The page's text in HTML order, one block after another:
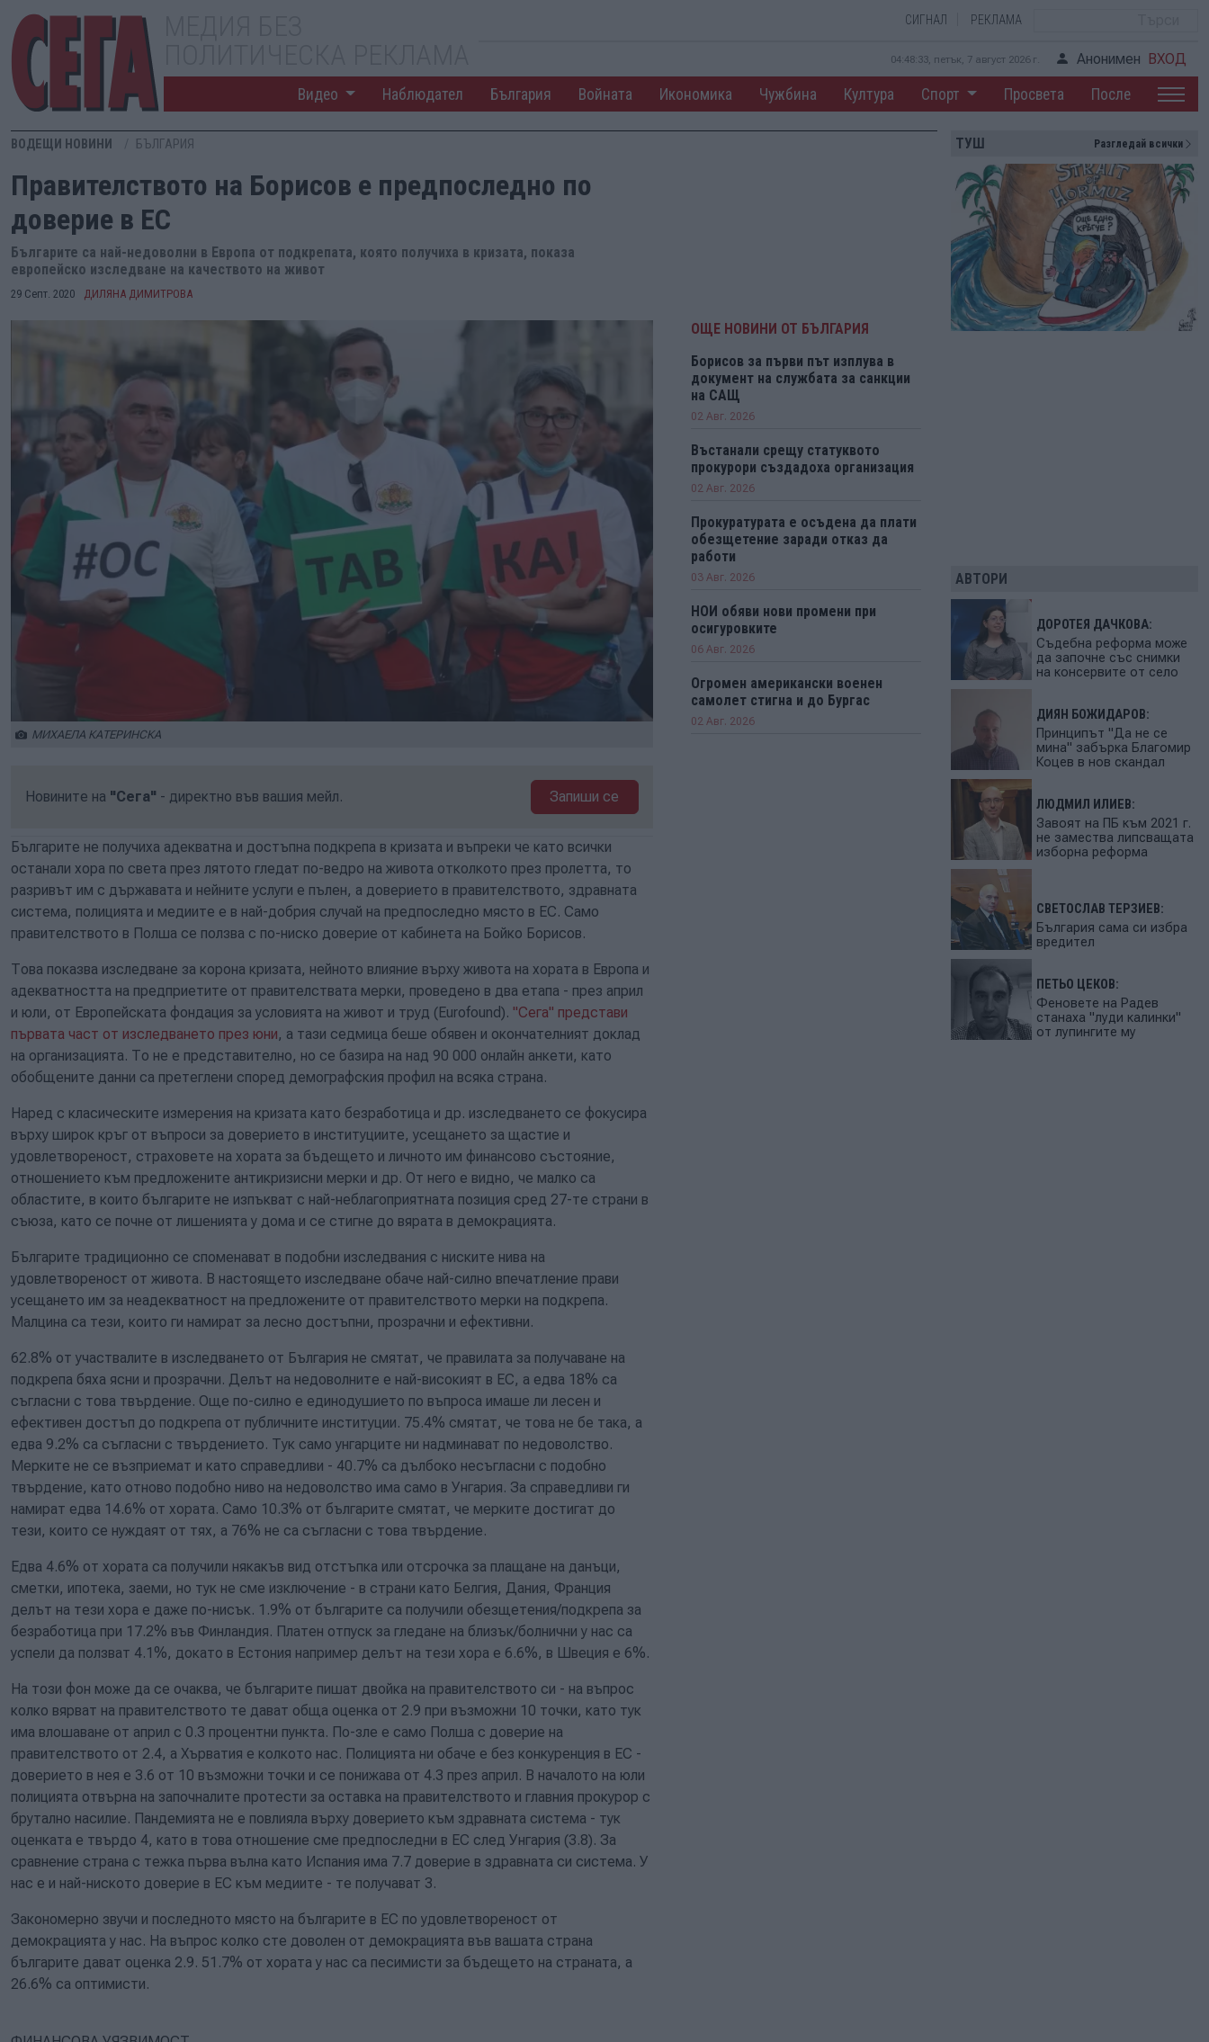
СИГНАЛ РЕКЛАМА
04:48:34, петък, 7 август 2026 г. Анонимен ВХОД
Видео Наблюдател България Войната Икономика Чужбина Култура Спорт Просвета После
ВОДЕЩИ НОВИНИ БЪЛГАРИЯ
Правителството на Борисов е предпоследно по
доверие в ЕС
Българите са най-недоволни в Европа от подкрепата, която получиха в кризата, показа
европейско изследване на качеството на живот
29 Септ. 2020 ДИЛЯНА ДИМИТРОВА
МИХАЕЛА КАТЕРИНСКА
Новините на "Сега" - директно във вашия мейл. Запиши се
Българите не получиха адекватна и достъпна подкрепа в кризата и въпреки че като всички
останали хора по света през лятото гледат по-ведро на живота отколкото през пролетта, то
разривът им с държавата и нейните услуги е пълен, а доверието в правителството, здравната
система, полицията и медиите е в най-добрия случай на предпоследно място в ЕС. Само
правителството в Полша се ползва с по-ниско доверие от кабинета на Бойко Борисов.
Това показва изследване за корона кризата, нейното влияние върху живота на хората в Европа и
адекватността на предприетите от правителствата мерки, проведено в два етапа - през април
и юли, от Европейската фондация за условията на живот и труд (Eurofound). "Сега" представи
първата част от изследването през юни, а тази седмица беше обявен и окончателният доклад
на организацията. То не е представително, но се базира на над 90 000 онлайн анкети, като
обобщените данни са претеглени според демографския профил на всяка страна.
Наред с класическите измерения на кризата като безработица и др. изследването се фокусира
върху широк кръг от въпроси за доверието в институциите, усещането за щастие и
удовлетвореност, страховете на хората за бъдещето и личното им финансово състояние,
отношението към предложените антикризисни мерки и др. От него е видно, че малко са
областите, в които българите не изпъкват с най-неблагоприятната позиция сред 27-те страни в
съюза, като се почне от лишенията у дома и се стигне до вярата в демокрацията.
Българите традиционно се споменават в подобни изследвания с ниските нива на
удовлетвореност от живота. В настоящето изследване обаче най-силно впечатление прави
усещането им за неадекватност на предложените от правителството мерки на подкрепа.
Малцина са тези, които ги намират за лесно достъпни, прозрачни и ефективни.
62.8% от участвалите в изследването от България не смятат, че правилата за получаване на
подкрепа бяха ясни и прозрачни. Делът на недоволните е най-високият в ЕС, а едва 18% са
съгласни с това твърдение. Още по-силно е единодушието по въпроса имаше ли лесен и
ефективен достъп до подкрепа от публичните институции. 75.4% смятат, че това не бе така, а
едва 9.2% са съгласни с твърдението. Тук само унгарците ни надминават по недоволство.
Мерките не се възприемат и като справедливи - 40.7% са дълбоко несъгласни с подобно
твърдение, като отново подобно ниво на недоволство има само в Унгария. За справедливи ги
намират едва 14.6% от хората. Само 10.3% от българите смятат, че мерките достигат до
тези, които се нуждаят от тях, а 76% не са съгласни с това твърдение.
Едва 4.6% от хората са получили някакъв вид отстъпка или отсрочка за плащане на данъци,
сметки, ипотека, заеми, но тук не сме изключение - в страни като Белгия, Дания, Франция
делът на тези хора е даже по-нисък. 1.9% от българите са получили обезщетения/подкрепа за
безработица при 17.2% във Финландия. Платен отпуск за гледане на близък/болнични у нас са
успели да ползват 4.1%, докато в Естония например делът на тези хора е 6.6%, в Швеция е 6%.
На този фон може да се очаква, че българите пишат двойка на правителството си - на въпрос
колко вярват на правителството те дават обща оценка от 2.9 при възможни 10 точки, като тук
има влошаване от април с 0.3 процентни пункта. По-зле е само Полша с доверие на
правителството от 2.4, а Хърватия е колкото нас. Полицията ни обаче е без конкуренция в ЕС -
доверието в нея е 3.6 от 10 възможни точки и се понижава от 4.3 през април. В началото на юли
полицията отвърна на започналите протести за оставка на правителството и главния прокурор с
брутално насилие. Пандемията не е повлияла върху доверието към здравната система - тук
оценката е твърдо 4, като в това отношение сме предпоследни в ЕС след Унгария (3.8). За
сравнение страна с тежка първа вълна като Испания има 7.7 доверие в здравната си система. У
нас е и най-ниското доверие в ЕС към медиите - те получават 3.
Закономерно звучи и последното място на българите в ЕС по удовлетвореност от
демокрацията у нас. На въпрос колко сте доволен от демокрацията във вашата страна
българите дават оценка 2.9. 51.7% от хората у нас са песимисти за бъдещето на страната, а
26.6% са оптимисти.
ОЩЕ НОВИНИ ОТ БЪЛГАРИЯ
Борисов за първи път изплува в
документ на службата за санкции
на САЩ
02 Авг. 2026
Въстанали срещу статуквото
прокурори създадоха организация
02 Авг. 2026
Прокуратурата е осъдена да плати
обезщетение заради отказ да
работи
03 Авг. 2026
НОИ обяви нови промени при
осигуровките
06 Авг. 2026
Огромен американски военен
самолет стигна и до Бургас
02 Авг. 2026
ТУШ Разгледай всички
АВТОРИ
ДОРОТЕЯ ДАЧКОВА:
Съдебна реформа може
да започне със снимки
на консервите от село
ДИЯН БОЖИДАРОВ:
Принципът "Да не се
мина" забърка Благомир
Коцев в нов скандал
ЛЮДМИЛ ИЛИЕВ:
Завоят на ПБ към 2021 г.
не замества липсващата
изборна реформа
СВЕТОСЛАВ ТЕРЗИЕВ:
България сама си избра
вредител
ПЕТЬО ЦЕКОВ:
Феновете на Радев
станаха "луди калинки"
от лупингите му